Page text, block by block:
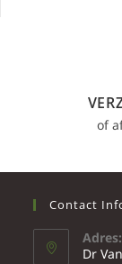
of
Contact
Adres:
Dr